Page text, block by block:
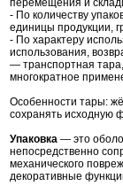
перемещения и
- По количеству
единицы продукции,
- По характеру
использования,
— транспортная
многократное
Особенности тары:
сохранять исходную
Упаковка — это
непосредственно
механического
декоративные